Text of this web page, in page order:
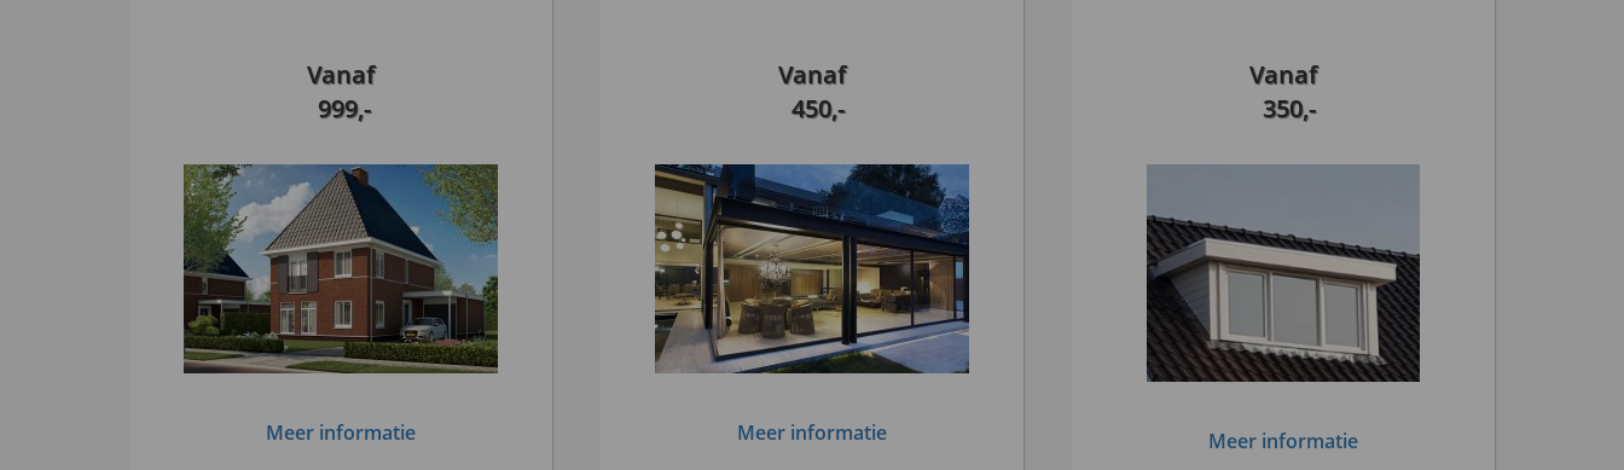
Vanaf
999,-
Meer informatie
Vanaf
450,-
Meer informatie
Vanaf
350,-
Meer informatie